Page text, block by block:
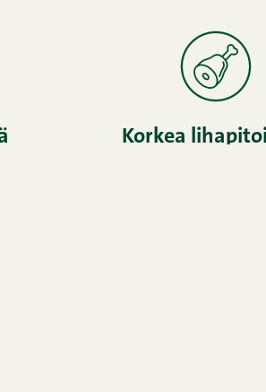
Korkea